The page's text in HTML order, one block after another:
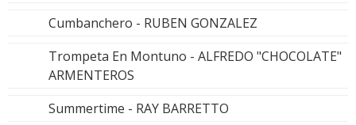
Cumbanchero - RUBEN GONZALEZ
Trompeta En Montuno - ALFREDO "CHOCOLATE"
ARMENTEROS
Summertime - RAY BARRETTO